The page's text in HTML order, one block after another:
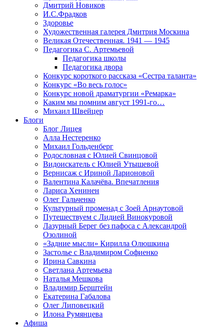
Дмитрий Новиков
И.С.Фрадков
Здоровье
Художественная галерея Дмитрия Москина
Великая Отечественная. 1941 — 1945
Педагогика С. Артемьевой
Педагогика школы
Педагогика двора
Конкурс короткого рассказа «Сестра таланта»
Конкурс «Во весь голос»
Конкурс новой драматургии «Ремарка»
Каким мы помним август 1991-го…
Михаил Швейцер
Блоги
Блог Лицея
Алла Нестеренко
Михаил Гольденберг
Родословная с Юлией Свинцовой
Видоискатель с Юлией Утышевой
Вернисаж с Ириной Ларионовой
Валентина Калачёва. Впечатления
Лариса Хенинен
Олег Гальченко
Культурный променад с Зоей Арнаутовой
Путешествуем с Лидией Винокуровой
Лазурный Берег без пафоса с Александрой
Озолиной
«Задние мысли» Кирилла Олюшкина
Застолье с Владимиром Софиенко
Ирина Савкина
Светлана Артемьева
Наталья Мешкова
Владимир Берштейн
Екатерина Габалова
Олег Липовецкий
Илона Румянцева
Афиша